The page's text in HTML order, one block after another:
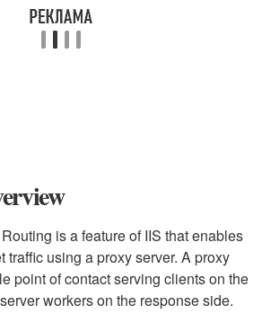
is a feature of IIS that enables
traffic using a proxy server. A proxy
point of contact serving clients on the
workers on the response side.